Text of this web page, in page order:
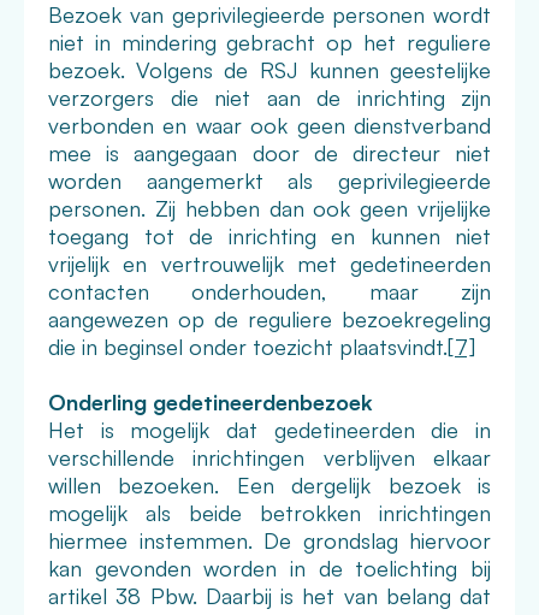
Bezoek van geprivilegieerde personen wordt
niet in mindering gebracht op het reguliere
bezoek. Volgens de RSJ kunnen geestelijke
verzorgers die niet aan de inrichting zijn
verbonden en waar ook geen dienstverband
mee is aangegaan door de directeur niet
worden aangemerkt als geprivilegieerde
personen. Zij hebben dan ook geen vrijelijke
toegang tot de inrichting en kunnen niet
vrijelijk en vertrouwelijk met gedetineerden
contacten onderhouden, maar zijn
aangewezen op de reguliere bezoekregeling
die in beginsel onder toezicht plaatsvindt.[7]
Onderling gedetineerdenbezoek
Het is mogelijk dat gedetineerden die in
verschillende inrichtingen verblijven elkaar
willen bezoeken. Een dergelijk bezoek is
mogelijk als beide betrokken inrichtingen
hiermee instemmen. De grondslag hiervoor
kan gevonden worden in de toelichting bij
artikel 38 Pbw. Daarbij is het van belang dat